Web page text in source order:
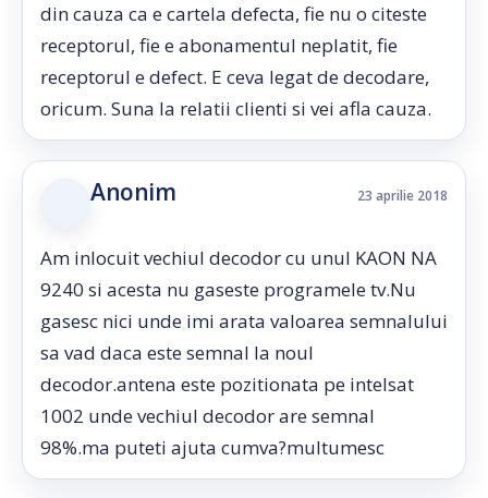
din cauza ca e cartela defecta, fie nu o citeste
receptorul, fie e abonamentul neplatit, fie
receptorul e defect. E ceva legat de decodare,
oricum. Suna la relatii clienti si vei afla cauza.
Anonim 23 aprilie 2018
Am inlocuit vechiul decodor cu unul KAON NA
9240 si acesta nu gaseste programele tv.Nu
gasesc nici unde imi arata valoarea semnalului
sa vad daca este semnal la noul
decodor.antena este pozitionata pe intelsat
1002 unde vechiul decodor are semnal
98%.ma puteti ajuta cumva?multumesc